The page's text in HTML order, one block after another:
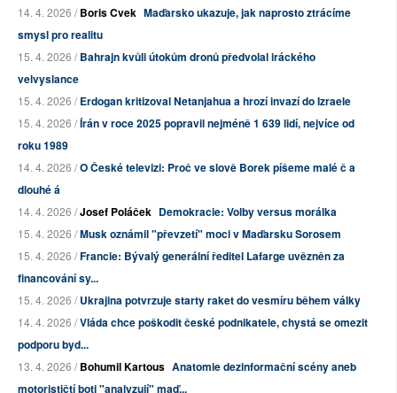
14. 4. 2026 /Boris Cvek Maďarsko ukazuje, jak naprosto ztrácíme
smysl pro realitu
15. 4. 2026 /Bahrajn kvůli útokům dronů předvolal iráckého
velvyslance
15. 4. 2026 /Erdogan kritizoval Netanjahua a hrozí invazí do Izraele
15. 4. 2026 /Írán v roce 2025 popravil nejméně 1 639 lidí, nejvíce od
roku 1989
14. 4. 2026 /O České televizi: Proč ve slově Borek píšeme malé č a
dlouhé á
14. 4. 2026 /Josef Poláček Demokracie: Volby versus morálka
15. 4. 2026 /Musk oznámil "převzetí" moci v Maďarsku Sorosem
15. 4. 2026 /Francie: Bývalý generální ředitel Lafarge uvězněn za
financování sy...
15. 4. 2026 /Ukrajina potvrzuje starty raket do vesmíru během války
14. 4. 2026 /Vláda chce poškodit české podnikatele, chystá se omezit
podporu byd...
13. 4. 2026 /Bohumil Kartous Anatomie dezinformační scény aneb
motorističtí boti "analyzují" maď...